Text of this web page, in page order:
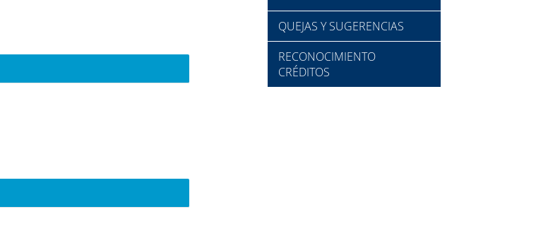
QUEJAS Y SUGERENCIAS
RECONOCIMIENTO
CRÉDITOS